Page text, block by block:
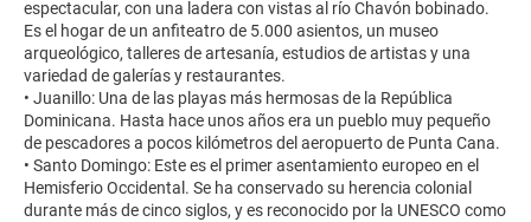
espectacular, con una ladera con vistas al río Chavón bobinado.
Es el hogar de un anfiteatro de 5.000 asientos, un museo
arqueológico, talleres de artesanía, estudios de artistas y una
variedad de galerías y restaurantes.
• Juanillo: Una de las playas más hermosas de la República
Dominicana. Hasta hace unos años era un pueblo muy pequeño
de pescadores a pocos kilómetros del aeropuerto de Punta Cana.
• Santo Domingo: Este es el primer asentamiento europeo en el
Hemisferio Occidental. Se ha conservado su herencia colonial
durante más de cinco siglos, y es reconocido por la UNESCO como